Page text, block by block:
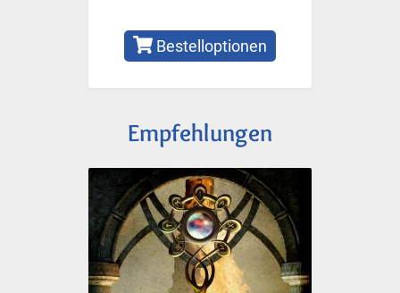
Bestelloptionen
Empfehlungen